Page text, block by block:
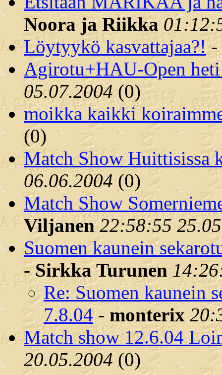
Noora ja Riikka
Löytyykö kasvattajaa?!-
Agirotu+HAU-Open heti
05.07.2004(0)
moikka kaikki
(0)
Match Show Huittisissa
06.06.2004 (0)
Match Show
Viljanen 22:58:55
Suomen kaunein
-Sirkka Turunen
Re: Suomen kaunein
7.8.04 - monterix
Match show 12.6.04
20.05.2004 (0)